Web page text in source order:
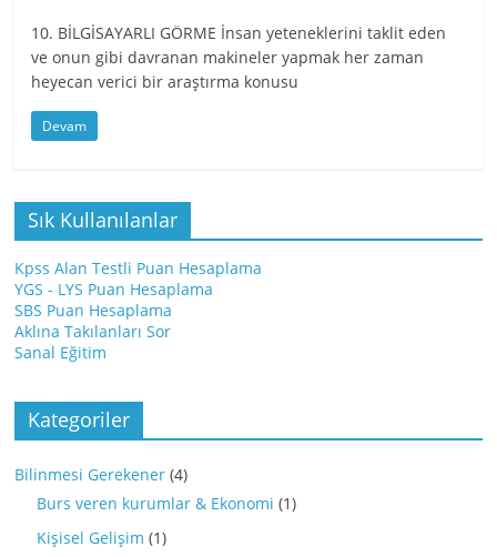
10. BİLGİSAYARLI GÖRME İnsan yeteneklerini taklit eden
ve onun gibi davranan makineler yapmak her zaman
heyecan verici bir araştırma konusu
Devam
Sık Kullanılanlar
Kpss Alan Testli Puan Hesaplama
YGS - LYS Puan Hesaplama
SBS Puan Hesaplama
Aklına Takılanları Sor
Sanal Eğitim
Kategoriler
Bilinmesi Gerekener (4)
Burs veren kurumlar & Ekonomi (1)
Kişisel Gelişim (1)